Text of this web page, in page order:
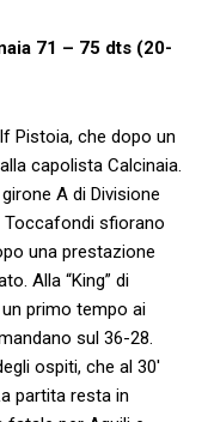
71 – 75 dts (20-
Pistoia, che dopo un
capolista Calcinaia.
A di Divisione
Toccafondi sfiorano
una prestazione
Alla “King” di
primo tempo ai
sul 36-28.
ospiti, che al 30′
partita resta in